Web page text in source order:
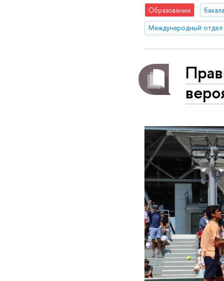
Образование
Международный отдел